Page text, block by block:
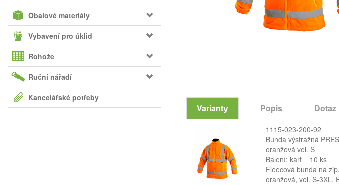
Obalové materiály
Vybavení pro úklid
Rohože
Ruční nářadí
Kancelářské potřeby
Varianty Popis Dotaz
1115-023-200-92
Bunda výstražná
oranžová vel. S
Balení: kart = 10 ks
Fleecová bunda na
oranžová, vel. S-3XL,